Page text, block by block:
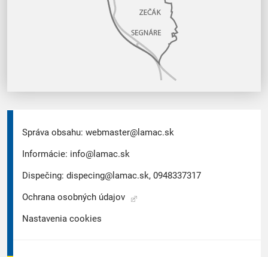
Správa obsahu: webmaster@lamac.sk
Informácie: info@lamac.sk
Dispečing: dispecing@lamac.sk, 0948337317
Ochrana osobných údajov
Nastavenia cookies